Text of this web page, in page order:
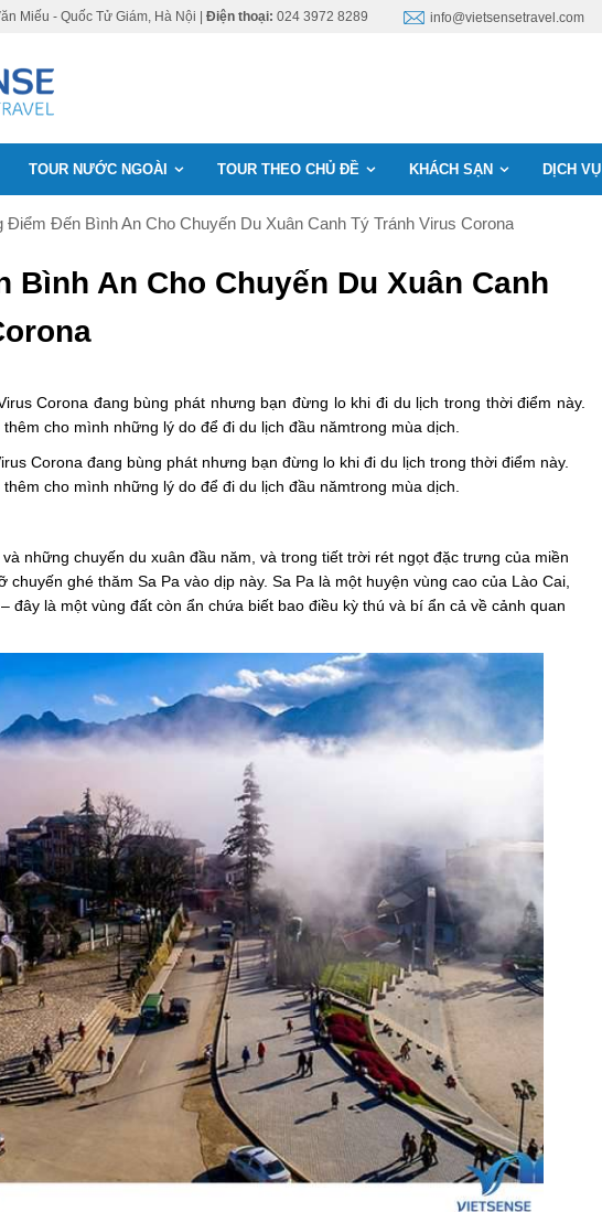
Miếu - Quốc Tử Giám, Hà Nội | Điện thoại: 024 3972 8289 info@vietsensetravel.com
TOUR NƯỚC NGOÀI TOUR THEO CHỦ ĐỀ KHÁCH SẠN DỊCH VỤ
Điểm Đến Bình An Cho Chuyến Du Xuân Canh Tý Tránh Virus Corona
Bình An Cho Chuyến Du Xuân Canh
Corona đang bùng phát nhưng bạn đừng lo khi đi du lịch trong thời điểm này.
cho mình những lý do để đi du lịch đầu nămtrong mùa dịch.
Corona đang bùng phát nhưng bạn đừng lo khi đi du lịch trong thời điểm này.
cho mình những lý do để đi du lịch đầu nămtrong mùa dịch.
những chuyến du xuân đầu năm, và trong tiết trời rét ngọt đặc trưng của miền
chuyến ghé thăm Sa Pa vào dịp này. Sa Pa là một huyện vùng cao của Lào Cai,
đây là một vùng đất còn ẩn chứa biết bao điều kỳ thú và bí ẩn cả về cảnh quan